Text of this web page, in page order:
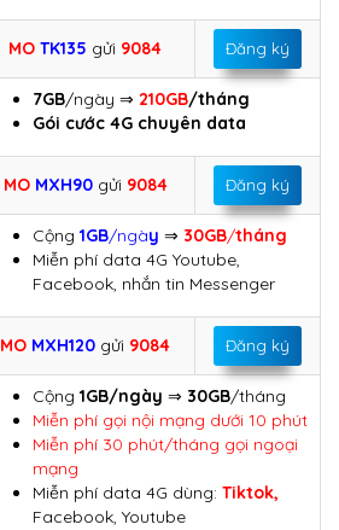
MO TK135 gửi 9084 Đăng ký
7GB/ngày ⇒ 210GB/tháng
Gói cước 4G chuyên data
MO MXH90gửi 9084 Đăng ký
Cộng 1GB/ngày ⇒ 30GB/tháng
Miễn phí data 4G Youtube,
Facebook, nhắn tin Messenger
MO MXH120 gửi 9084 Đăng ký
Cộng 1GB/ngày ⇒ 30GB/tháng
Miễn phí gọi nội mạng dưới 10 phút
Miễn phí 30 phút/tháng gọi ngoại
mạng
Miễn phí data 4G dùng: Tiktok,
Facebook, Youtube